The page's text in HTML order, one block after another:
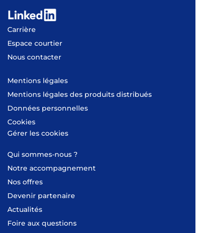
Qui sommes-nous ?
Notre accompagnement
Nos offres
Devenir partenaire
Actualités
Foire aux questions
Mentions légales
Mentions légales des produits distribués
Données personnelles
Cookies
Gérer les cookies
Carrière
Espace courtier
Nous contacter